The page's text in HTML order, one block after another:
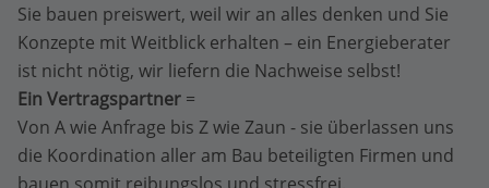
Sie bauen preiswert, weil wir an alles denken und Sie
Konzepte mit Weitblick erhalten – ein Energieberater
ist nicht nötig, wir liefern die Nachweise selbst!
Ein Vertragspartner =
Von A wie Anfrage bis Z wie Zaun - sie überlassen uns
die Koordination aller am Bau beteiligten Firmen und